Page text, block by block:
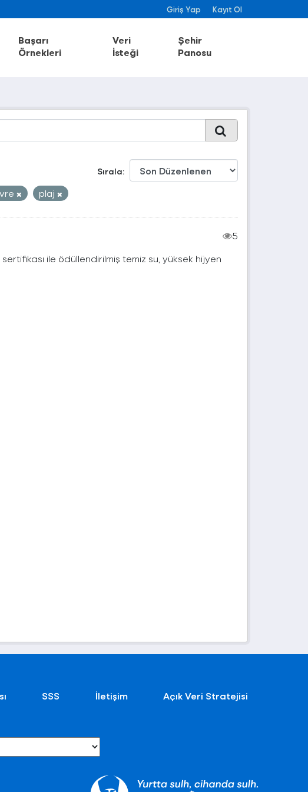
Giriş Yap Kayıt Ol
Başarı
Örnekleri
Veri
İsteği
Şehir
Panosu
Sırala
plaj
5
ile ödüllendirilmiş temiz su, yüksek hijyen
SSS İletişim Açık Veri Stratejisi